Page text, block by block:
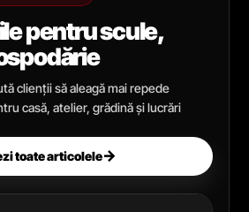
pentru scule,
clienții să aleagă mai repede
casă, atelier, grădină și lucrări
toate articolele→